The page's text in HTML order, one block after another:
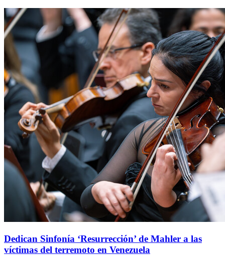
Dedican Sinfonía ‘Resurrección’ de Mahler a las
víctimas del terremoto en Venezuela